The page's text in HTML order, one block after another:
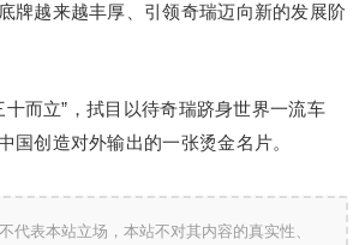
牌越来越丰厚、引领奇瑞迈向新的发展阶
十而立”，拭目以待奇瑞跻身世界一流车
国创造对外输出的一张烫金名片。
代表本站立场，本站不对其内容的真实性、